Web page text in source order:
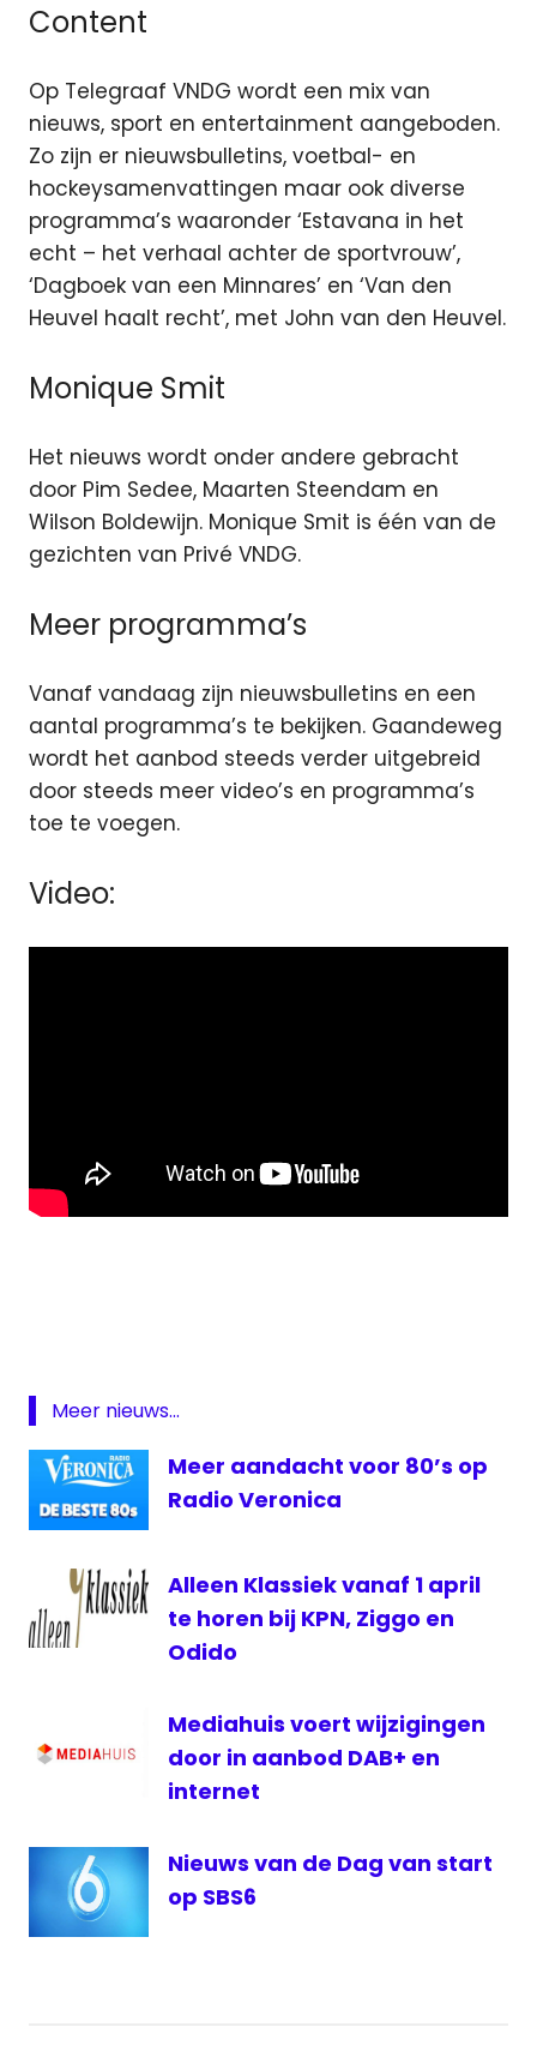
Content
Op Telegraaf VNDG wordt een mix van
nieuws, sport en entertainment aangeboden.
Zo zijn er nieuwsbulletins, voetbal- en
hockeysamenvattingen maar ook diverse
programma’s waaronder ‘Estavana in het
echt – het verhaal achter de sportvrouw’,
‘Dagboek van een Minnares’ en ‘Van den
Heuvel haalt recht’, met John van den Heuvel.
Monique Smit
Het nieuws wordt onder andere gebracht
door Pim Sedee, Maarten Steendam en
Wilson Boldewijn. Monique Smit is één van de
gezichten van Privé VNDG.
Meer programma’s
Vanaf vandaag zijn nieuwsbulletins en een
aantal programma’s te bekijken. Gaandeweg
wordt het aanbod steeds verder uitgebreid
door steeds meer video’s en programma’s
toe te voegen.
Video:
Media
Telegraaf
Vandaag
TMG
VNDG
Meer nieuws...
Meer aandacht voor 80’s op
Radio Veronica
Alleen Klassiek vanaf 1 april
te horen bij KPN, Ziggo en
Odido
Mediahuis voert wijzigingen
door in aanbod DAB+ en
internet
Nieuws van de Dag van start
op SBS6